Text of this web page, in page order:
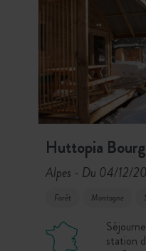
Huttopia
Alpes - Du 04/12/
Forêt Montagne
station